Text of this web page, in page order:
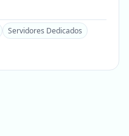
Servidores Dedicados